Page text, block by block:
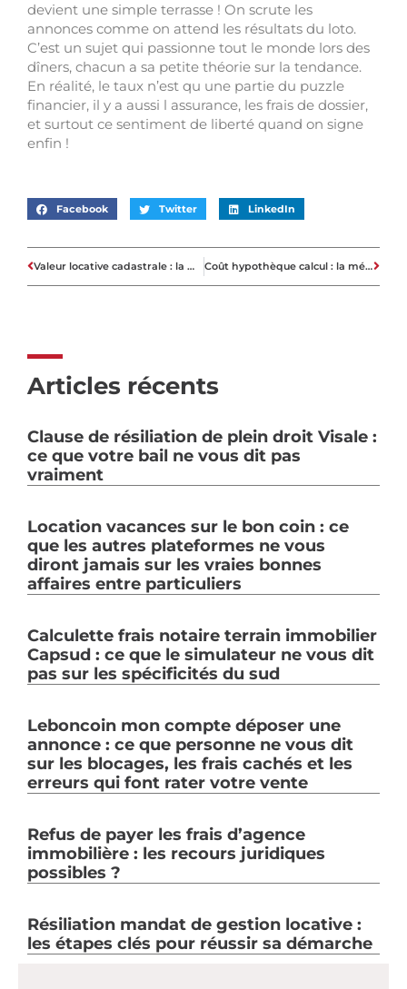
devient une simple terrasse ! On scrute les
annonces comme on attend les résultats du loto.
C’est un sujet qui passionne tout le monde lors des
dîners, chacun a sa petite théorie sur la tendance.
En réalité, le taux n’est qu une partie du puzzle
financier, il y a aussi l assurance, les frais de dossier,
et surtout ce sentiment de liberté quand on signe
enfin !
Facebook Twitter LinkedIn
Valeur locative cadastrale : la méthode pour calculer le montant de ses impôts Coût hypothèque calcul : la méthode fiable pour évaluer vos frais
Articles récents
Clause de résiliation de plein droit Visale :
ce que votre bail ne vous dit pas
vraiment
Location vacances sur le bon coin : ce
que les autres plateformes ne vous
diront jamais sur les vraies bonnes
affaires entre particuliers
Calculette frais notaire terrain immobilier
Capsud : ce que le simulateur ne vous dit
pas sur les spécificités du sud
Leboncoin mon compte déposer une
annonce : ce que personne ne vous dit
sur les blocages, les frais cachés et les
erreurs qui font rater votre vente
Refus de payer les frais d’agence
immobilière : les recours juridiques
possibles ?
Résiliation mandat de gestion locative :
les étapes clés pour réussir sa démarche